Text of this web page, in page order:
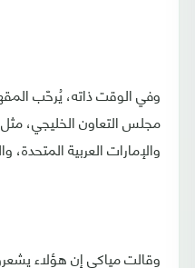
وفي الوقت ذاته، يُرحّب
مجلس التعاون الخليجي، مثل
والإمارات العربية
وقالت مياكي إن هؤلاء